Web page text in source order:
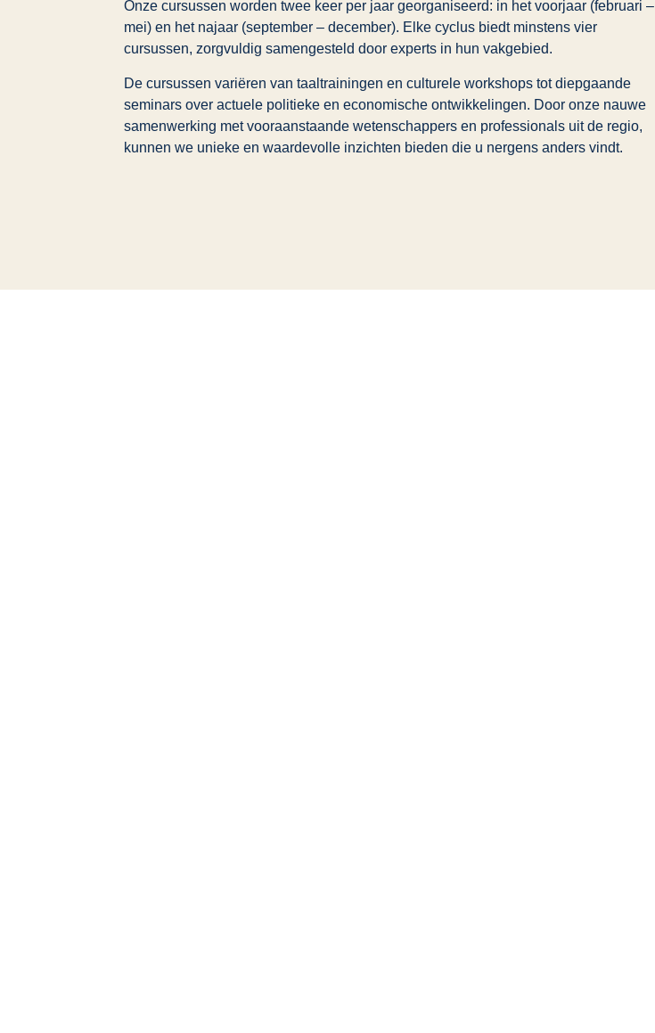
Onze cursussen worden twee keer per jaar georganiseerd: in het voorjaar (februari –
mei) en het najaar (september – december). Elke cyclus biedt minstens vier
cursussen, zorgvuldig samengesteld door experts in hun vakgebied.
De cursussen variëren van taaltrainingen en culturele workshops tot diepgaande
seminars over actuele politieke en economische ontwikkelingen. Door onze nauwe
samenwerking met vooraanstaande wetenschappers en professionals uit de regio,
kunnen we unieke en waardevolle inzichten bieden die u nergens anders vindt.